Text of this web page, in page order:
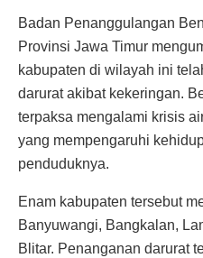
Badan Penanggulangan
Provinsi Jawa Timur
kabupaten di wilayah ini
darurat akibat kekeringan.
terpaksa mengalami krisis
yang mempengaruhi
penduduknya.
Enam kabupaten tersebut
Banyuwangi, Bangkalan,
Blitar. Penanganan darurat